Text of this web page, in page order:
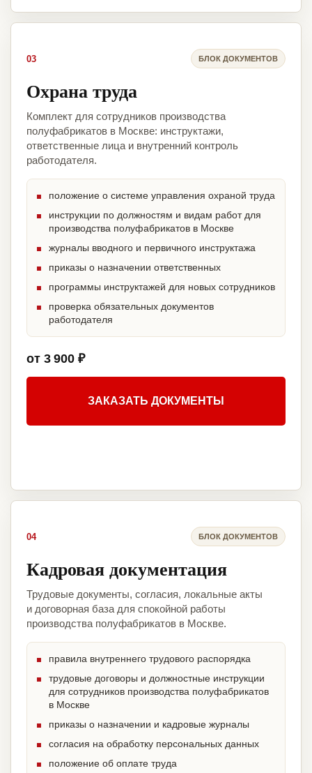
03 БЛОК ДОКУМЕНТОВ
Охрана труда
Комплект для сотрудников производства
полуфабрикатов в Москве: инструктажи,
ответственные лица и внутренний контроль
работодателя.
положение о системе управления охраной труда
инструкции по должностям и видам работ для
производства полуфабрикатов в Москве
журналы вводного и первичного инструктажа
приказы о назначении ответственных
программы инструктажей для новых сотрудников
проверка обязательных документов
работодателя
от 3 900 ₽
ЗАКАЗАТЬ ДОКУМЕНТЫ
04 БЛОК ДОКУМЕНТОВ
Кадровая документация
Трудовые документы, согласия, локальные акты
и договорная база для спокойной работы
производства полуфабрикатов в Москве.
правила внутреннего трудового распорядка
трудовые договоры и должностные инструкции
для сотрудников производства полуфабрикатов
в Москве
приказы о назначении и кадровые журналы
согласия на обработку персональных данных
положение об оплате труда